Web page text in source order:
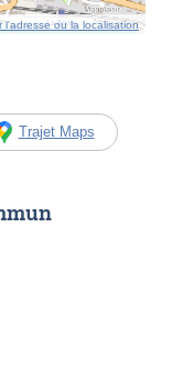
l’adresse ou la localisation
Trajet Maps